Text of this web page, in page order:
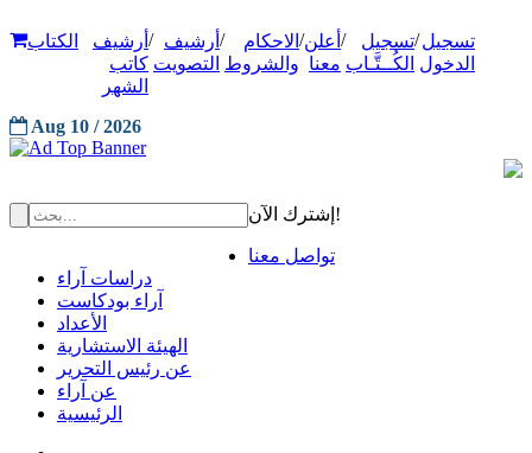
تسجيل
الدخول
/تسجيل
الكُــتَّـاب
/ أعلن
معنا
/ الاحكام
والشروط
/ أرشيف
التصويت
/ أرشيف
كاتب
الشهر
الكتاب
Aug 10 / 2026
إشترك الآن!
تواصل معنا
دراسات آراء
آراء بودكاست
الأعداد
الهيئة الاستشارية
عن رئيس التحرير
عن آراء
الرئيسية